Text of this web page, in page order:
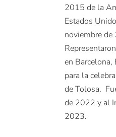
2015 de la
Estados
noviembre de
en Barcelona,
para la
de Tolosa.
de 2022 y al
2023.